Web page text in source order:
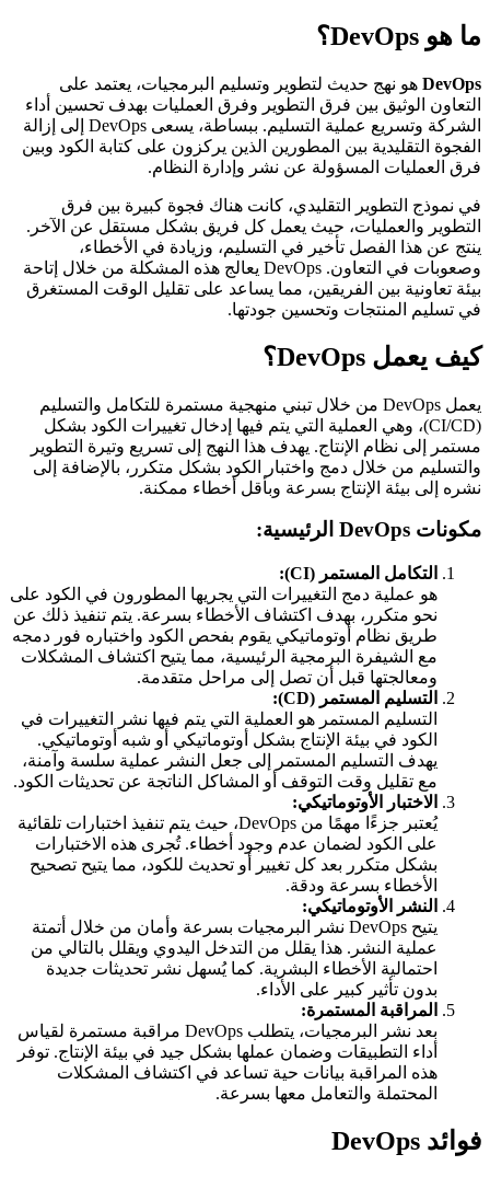
ما هو DevOps؟
DevOps هو نهج حديث لتطوير وتسليم البرمجيات، يعتمد على
التعاون الوثيق بين فرق التطوير وفرق العمليات بهدف تحسين أداء
الشركة وتسريع عملية التسليم. ببساطة، يسعى DevOps إلى إزالة
الفجوة التقليدية بين المطورين الذين يركزون على كتابة الكود وبين
فرق العمليات المسؤولة عن نشر وإدارة النظام.
في نموذج التطوير التقليدي، كانت هناك فجوة كبيرة بين فرق
التطوير والعمليات، حيث يعمل كل فريق بشكل مستقل عن الآخر.
ينتج عن هذا الفصل تأخير في التسليم، وزيادة في الأخطاء،
وصعوبات في التعاون. DevOps يعالج هذه المشكلة من خلال إتاحة
بيئة تعاونية بين الفريقين، مما يساعد على تقليل الوقت المستغرق
في تسليم المنتجات وتحسين جودتها.
كيف يعمل DevOps؟
يعمل DevOps من خلال تبني منهجية مستمرة للتكامل والتسليم
(CI/CD)، وهي العملية التي يتم فيها إدخال تغييرات الكود بشكل
مستمر إلى نظام الإنتاج. يهدف هذا النهج إلى تسريع وتيرة التطوير
والتسليم من خلال دمج واختبار الكود بشكل متكرر، بالإضافة إلى
نشره إلى بيئة الإنتاج بسرعة وبأقل أخطاء ممكنة.
مكونات DevOps الرئيسية:
التكامل المستمر (CI):
هو عملية دمج التغييرات التي يجريها المطورون في الكود على
نحو متكرر، بهدف اكتشاف الأخطاء بسرعة. يتم تنفيذ ذلك عن
طريق نظام أوتوماتيكي يقوم بفحص الكود واختباره فور دمجه
مع الشيفرة البرمجية الرئيسية، مما يتيح اكتشاف المشكلات
ومعالجتها قبل أن تصل إلى مراحل متقدمة.
التسليم المستمر (CD):
التسليم المستمر هو العملية التي يتم فيها نشر التغييرات في
الكود في بيئة الإنتاج بشكل أوتوماتيكي أو شبه أوتوماتيكي.
يهدف التسليم المستمر إلى جعل النشر عملية سلسة وآمنة،
مع تقليل وقت التوقف أو المشاكل الناتجة عن تحديثات الكود.
الاختبار الأوتوماتيكي:
يُعتبر جزءًا مهمًا من DevOps، حيث يتم تنفيذ اختبارات تلقائية
على الكود لضمان عدم وجود أخطاء. تُجرى هذه الاختبارات
بشكل متكرر بعد كل تغيير أو تحديث للكود، مما يتيح تصحيح
الأخطاء بسرعة ودقة.
النشر الأوتوماتيكي:
يتيح DevOps نشر البرمجيات بسرعة وأمان من خلال أتمتة
عملية النشر. هذا يقلل من التدخل اليدوي ويقلل بالتالي من
احتمالية الأخطاء البشرية. كما يُسهل نشر تحديثات جديدة
بدون تأثير كبير على الأداء.
المراقبة المستمرة:
بعد نشر البرمجيات، يتطلب DevOps مراقبة مستمرة لقياس
أداء التطبيقات وضمان عملها بشكل جيد في بيئة الإنتاج. توفر
هذه المراقبة بيانات حية تساعد في اكتشاف المشكلات
المحتملة والتعامل معها بسرعة.
فوائد DevOps